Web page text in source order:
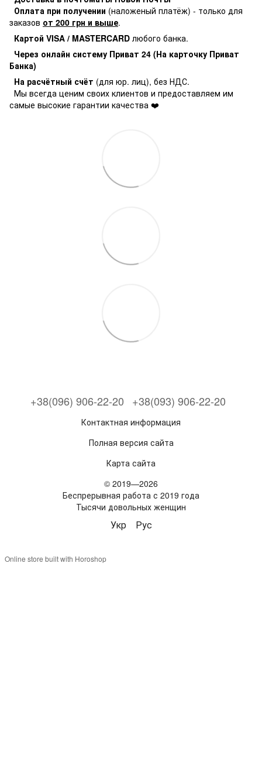
Оплата при получении (наложеный платёж) - только для
заказов от 200 грн и выше.
Картой VISA / MASTERCARD любого банка.
Через онлайн систему Приват 24 (На карточку Приват
Банка)
На расчётный счёт (для юр. лиц), без НДС.
Мы всегда ценим своих клиентов и предоставляем им
самые высокие гарантии качества ❤️
+38(096) 906-22-20 +38(093) 906-22-20
Контактная информация
Полная версия сайта
Карта сайта
© 2019—2026
Беспрерывная работа с 2019 года
Тысячи довольных женщин
Укр Рус
Online store built with Horoshop